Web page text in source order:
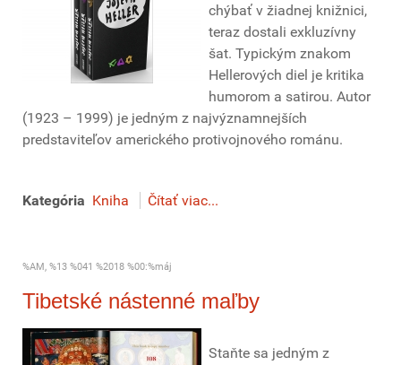
chýbať v žiadnej knižnici,
teraz dostali exkluzívny
šat. Typickým znakom
Hellerových diel je kritika
humorom a satirou. Autor
(1923 – 1999) je jedným z najvýznamnejších
predstaviteľov amerického protivojnového románu.
Kategória Kniha Čítať viac...
%AM, %13 %041 %2018 %00:%máj
Tibetské nástenné maľby
Staňte sa jedným z